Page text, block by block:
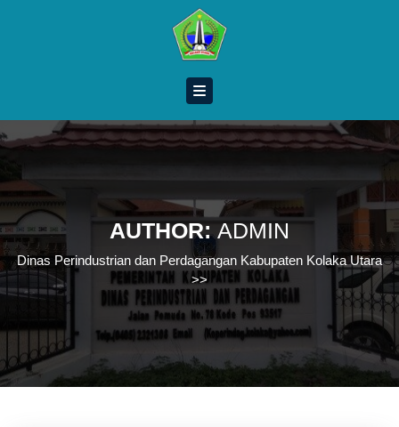
AUTHOR:ADMIN
Dinas Perindustrian dan Perdagangan Kabupaten Kolaka Utara
>>